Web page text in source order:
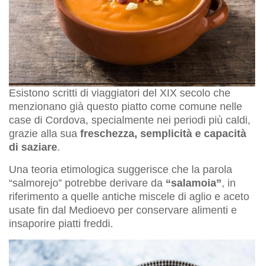
Esistono scritti di viaggiatori del XIX secolo che
menzionano già questo piatto come comune nelle
case di Cordova, specialmente nei periodi più caldi,
grazie alla sua freschezza, semplicità e capacità
di saziare.
Una teoria etimologica suggerisce che la parola
“salmorejo” potrebbe derivare da “salamoia”, in
riferimento a quelle antiche miscele di aglio e aceto
usate fin dal Medioevo per conservare alimenti e
insaporire piatti freddi.